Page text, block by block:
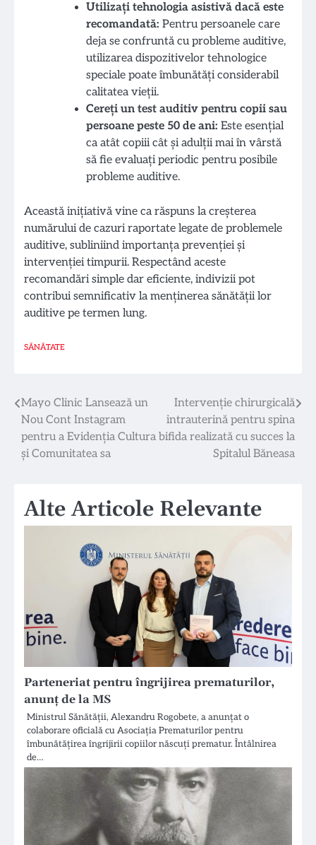
Utilizați tehnologia asistivă dacă este
recomandată: Pentru persoanele care
deja se confruntă cu probleme auditive,
utilizarea dispozitivelor tehnologice
speciale poate îmbunătăți considerabil
calitatea vieții.
Cereți un test auditiv pentru copii sau
persoane peste 50 de ani: Este esențial
ca atât copiii cât și adulții mai în vârstă
să fie evaluați periodic pentru posibile
probleme auditive.
Această inițiativă vine ca răspuns la creșterea
numărului de cazuri raportate legate de problemele
auditive, subliniind importanța prevenției și
intervenției timpurii. Respectând aceste
recomandări simple dar eficiente, indivizii pot
contribui semnificativ la menținerea sănătății lor
auditive pe termen lung.
SĂNĂTATE
Navigare
în
articole
Mayo Clinic Lansează un
Nou Cont Instagram
pentru a Evidenția Cultura
și Comunitatea sa
Intervenție chirurgicală
intrauterină pentru spina
bifida realizată cu succes la
Spitalul Băneasa
Alte Articole Relevante
Parteneriat pentru îngrijirea prematurilor,
anunț de la MS
Ministrul Sănătății, Alexandru Rogobete, a anunțat o
colaborare oficială cu Asociația Prematurilor pentru
îmbunătățirea îngrijirii copiilor născuți prematur. Întâlnirea
de…